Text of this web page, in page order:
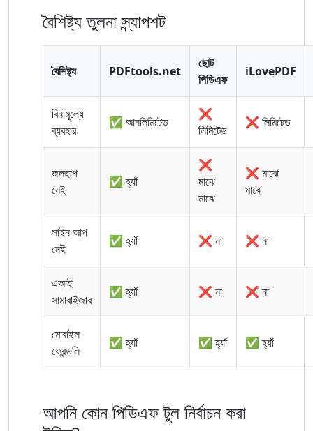
বৈশিষ্ট্য তুলনা স্ন্যাপশট
বৈশিষ্ট্য PDFtools.net
ছোট
পিডিএফ
iLovePDF
বিনামূল্যে
ব্যবহার
✅ আনলিমিটেড
❌
লিমিটেড
❌ লিমিটেড
জলছাপ
নেই
✅ হ্যাঁ
❌
মাঝে
মাঝে
❌ মাঝে
মাঝে
সাইন আপ
নেই
✅ হ্যাঁ ❌ না ❌ না
এআই
সামারাইজার
✅ হ্যাঁ ❌ না ❌ না
মোবাইল
ফ্রেন্ডলি
✅ হ্যাঁ ✅ হ্যাঁ ✅ হ্যাঁ
আপনি কোন পিডিএফ টুল নির্বাচন করা